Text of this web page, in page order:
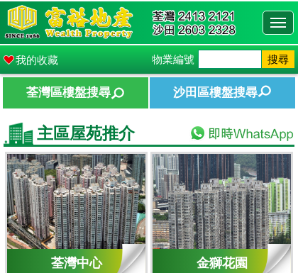
我的收藏 物業編號 搜尋
荃灣區樓盤搜尋 沙田區樓盤搜尋
主區屋苑推介
荃灣中心 金獅花園